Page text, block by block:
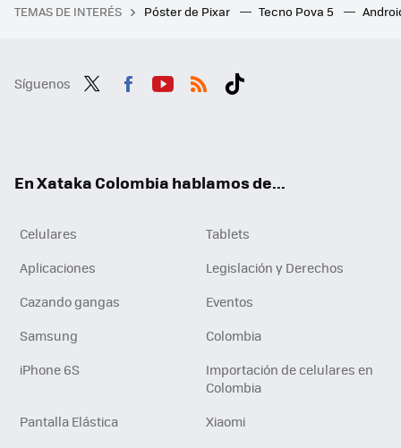
TEMAS DE INTERÉS Póster de Pixar Tecno Pova 5
Síguenos
En Xataka Colombia hablamos de...
Celulares
Tablets
Aplicaciones
Legislación y Derechos
Cazando gangas
Eventos
Samsung
Colombia
iPhone 6S
Importación de celulares en
Colombia
Pantalla Elástica
Xiaomi